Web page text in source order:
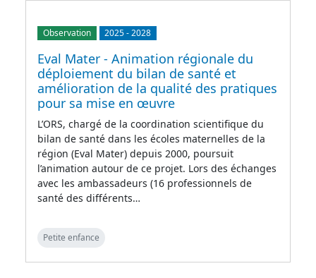
Observation 2025-2028
Eval Mater - Animation régionale du
déploiement du bilan de santé et
amélioration de la qualité des pratiques
pour sa mise en œuvre
L’ORS, chargé de la coordination scientifique du
bilan de santé dans les écoles maternelles de la
région (Eval Mater) depuis 2000, poursuit
l’animation autour de ce projet. Lors des échanges
avec les ambassadeurs (16 professionnels de
santé des différents…
Petite enfance